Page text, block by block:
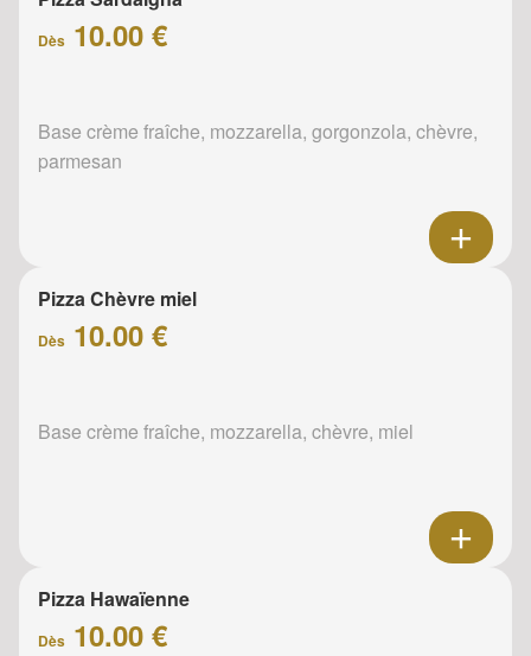
Dès 10.00 €
Base crème fraîche, mozzarella, gorgonzola, chèvre,
parmesan
Pizza Chèvre miel
Dès 10.00 €
Base crème fraîche, mozzarella, chèvre, miel
Pizza Hawaïenne
Dès 10.00 €